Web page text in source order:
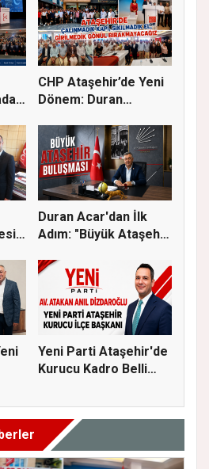
CHP Ataşehir’de Yeni
Dönem: Duran
Duran Acar'dan İlk
Adım: "Büyük Ataşehir
Yeni Parti Ataşehir'de
Kurucu Kadro Belli